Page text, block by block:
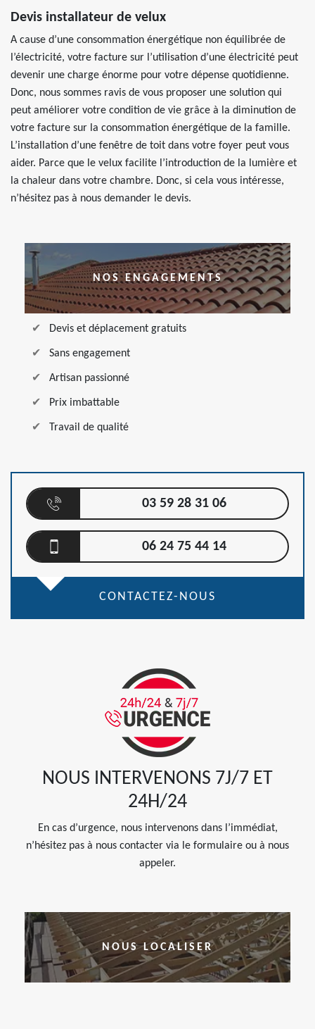
Devis installateur de velux
A cause d’une consommation énergétique non équilibrée de
l’électricité, votre facture sur l’utilisation d’une électricité peut
devenir une charge énorme pour votre dépense quotidienne.
Donc, nous sommes ravis de vous proposer une solution qui
peut améliorer votre condition de vie grâce à la diminution de
votre facture sur la consommation énergétique de la famille.
L’installation d’une fenêtre de toit dans votre foyer peut vous
aider. Parce que le velux facilite l’introduction de la lumière et
la chaleur dans votre chambre. Donc, si cela vous intéresse,
n’hésitez pas à nous demander le devis.
NOS ENGAGEMENTS
Devis et déplacement gratuits
Sans engagement
Artisan passionné
Prix imbattable
Travail de qualité
03 59 28 31 06
06 24 75 44 14
CONTACTEZ-NOUS
NOUS INTERVENONS 7J/7 ET
24H/24
En cas d’urgence, nous intervenons dans l’immédiat,
n’hésitez pas à nous contacter via le formulaire ou à nous
appeler.
NOUS LOCALISER